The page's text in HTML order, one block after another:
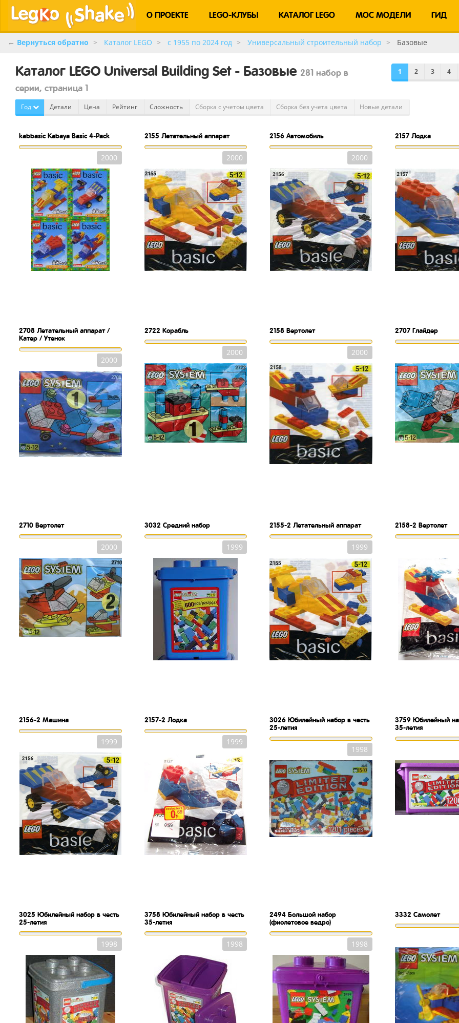
О ПРОЕКТЕ LEGO-КЛУБЫ КАТАЛОГ LEGO MOC МОДЕЛИ ГИД
← Вернуться обратно Каталог LEGO c 1955 по 2024 год Универсальный строительный набор Базовые
Каталог LEGO Universal Building Set - Базовые 281 набор в
серии, страница 1
1 2 3 4
Год Детали Цена Рейтинг Сложность Сборка с учетом цвета Сборка без учета цвета Новые детали
kabbasic Kabaya Basic 4-Pack
2000
2155 Летательный аппарат
2000
2156 Автомобиль
2000
2157 Лодка
2708 Летательный аппарат /
Катер / Утенок
2000
2722 Корабль
2000
2158 Вертолет
2000
2707 Глайдер
2710 Вертолет
2000
3032 Средний набор
1999
2155-2 Летательный аппарат
1999
2158-2 Вертолет
2156-2 Машина
1999
2157-2 Лодка
1999
3026 Юбилейный набор в честь
25-летия
1998
3759 Юбилейный
35-летия
3025 Юбилейный набор в честь
25-летия
1998
3758 Юбилейный набор в честь
35-летия
1998
2494 Большой набор
(фиолетовое ведро)
1998
3332 Самолет